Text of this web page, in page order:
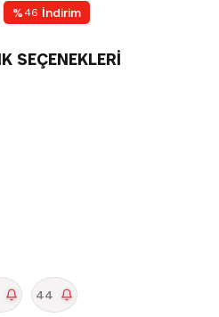
% 46 İndirim
SEÇENEKLERI
44